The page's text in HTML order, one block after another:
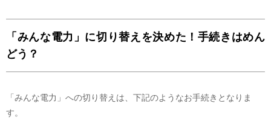
「みんな電力」に切り替えを決めた！手続きはめん
どう？
「みんな電力」への切り替えは、下記のようなお手続きとなりま
す。